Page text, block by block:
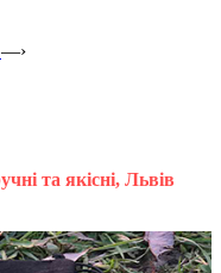
—›
та якісні, Львів